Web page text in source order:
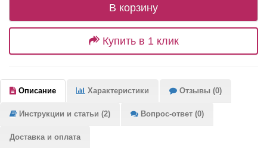
В корзину
Купить в 1 клик
Описание Характеристики Отзывы (0)
Инструкции и статьи (2) Вопрос-ответ (0)
Доставка и оплата